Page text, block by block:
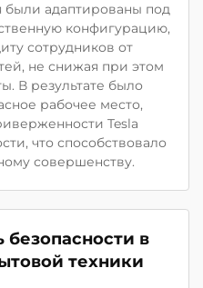
были адаптированы под
конфигурацию,
сотрудников от
не снижая при этом
В результате было
рабочее место,
Tesla
что способствовало
совершенству.
в
техники